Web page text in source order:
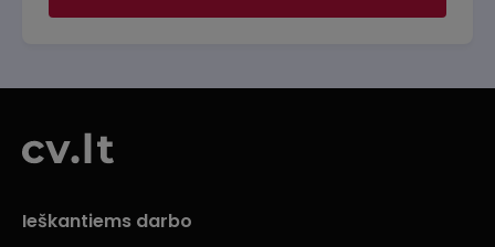
Ieškantiems darbo